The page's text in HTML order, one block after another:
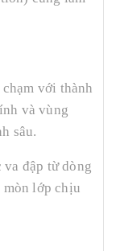
với thành
và vùng
sâu.
đập từ dòng
lớp chịu